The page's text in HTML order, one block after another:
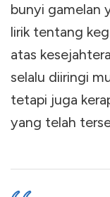
bunyi gamelan
lirik tentang
atas
selalu diiringi
tetapi juga
yang telah